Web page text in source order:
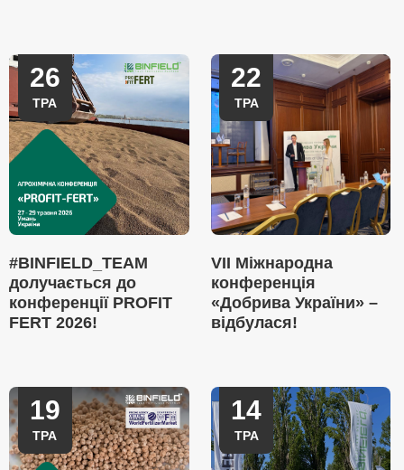
26
ТРА
#BINFIELD_TEAM
долучається до
конференції PROFIT
FERT 2026!
22
ТРА
VII Міжнародна
конференція
«Добрива України» –
відбулася!
19
ТРА
14
ТРА